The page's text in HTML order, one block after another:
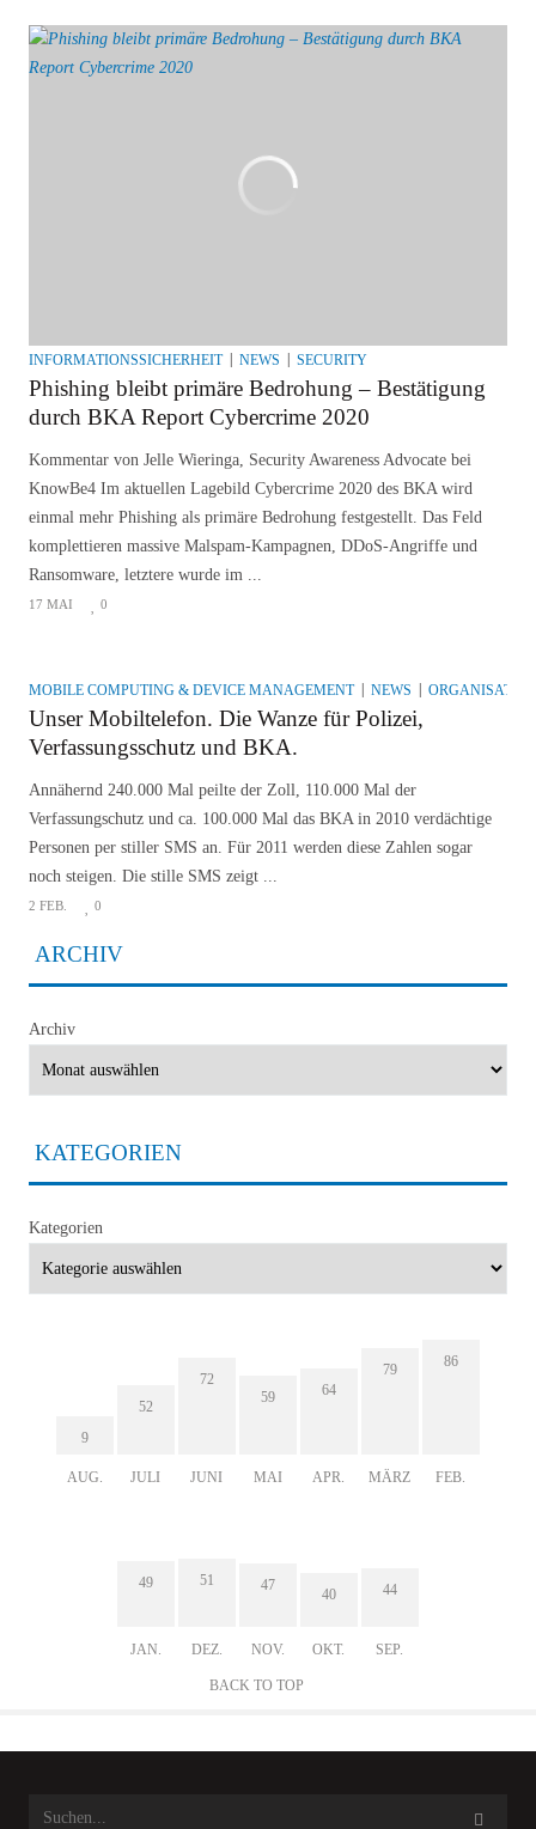
INFORMATIONSSICHERHEIT NEWS SECURITY
Phishing bleibt primäre Bedrohung – Bestätigung
durch BKA Report Cybercrime 2020
Kommentar von Jelle Wieringa, Security Awareness Advocate bei
KnowBe4 Im aktuellen Lagebild Cybercrime 2020 des BKA wird
einmal mehr Phishing als primäre Bedrohung festgestellt. Das Feld
komplettieren massive Malspam-Kampagnen, DDoS-Angriffe und
Ransomware, letztere wurde im ...
17 MAI 0
MOBILE COMPUTING & DEVICE MANAGEMENT NEWS
Unser Mobiltelefon. Die Wanze für Polizei,
Verfassungsschutz und BKA.
Annähernd 240.000 Mal peilte der Zoll, 110.000 Mal der
Verfassungschutz und ca. 100.000 Mal das BKA in 2010 verdächtige
Personen per stiller SMS an. Für 2011 werden diese Zahlen sogar
noch steigen. Die stille SMS zeigt ...
2 FEB. 0
ARCHIV
Archiv
KATEGORIEN
Kategorien
9
AUG.
52
JULI
72
JUNI
59
MAI
64
APR.
79
MÄRZ
86
FEB.
49
JAN.
51
DEZ.
47
NOV.
40
OKT.
44
SEP.
BACK TO TOP